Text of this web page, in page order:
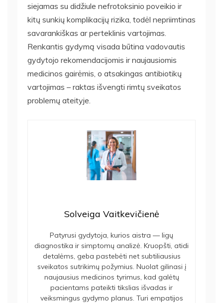
siejamas su didžiule nefrotoksinio poveikio ir
kitų sunkių komplikacijų rizika, todėl nepriimtinas
savarankiškas ar perteklinis vartojimas.
Renkantis gydymą visada būtina vadovautis
gydytojo rekomendacijomis ir naujausiomis
medicinos gairėmis, o atsakingas antibiotikų
vartojimas – raktas išvengti rimtų sveikatos
problemų ateityje.
Solveiga Vaitkevičienė
Patyrusi gydytoja, kurios aistra — ligų
diagnostika ir simptomų analizė. Kruopšti, atidi
detalėms, geba pastebėti net subtiliausius
sveikatos sutrikimų požymius. Nuolat gilinasi į
naujausius medicinos tyrimus, kad galėtų
pacientams pateikti tikslias išvadas ir
veiksmingus gydymo planus. Turi empatijos